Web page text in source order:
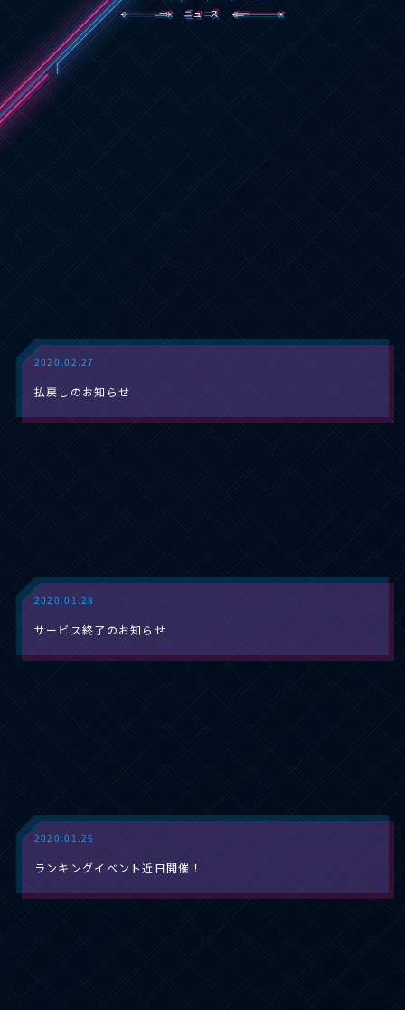
2020.02.27
払戻しのお知らせ
2020.01.28
サービス終了のお知らせ
2020.01.26
ランキングイベント近日開催！